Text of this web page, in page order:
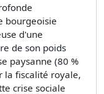
bourgeoisie
d'une
de son poids
paysanne (80 %
la fiscalité royale,
crise sociale